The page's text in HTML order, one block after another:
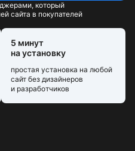
который
сайта в покупателей
5 минут
на установку
простая установка на любой
сайт без дизайнеров
и разработчиков